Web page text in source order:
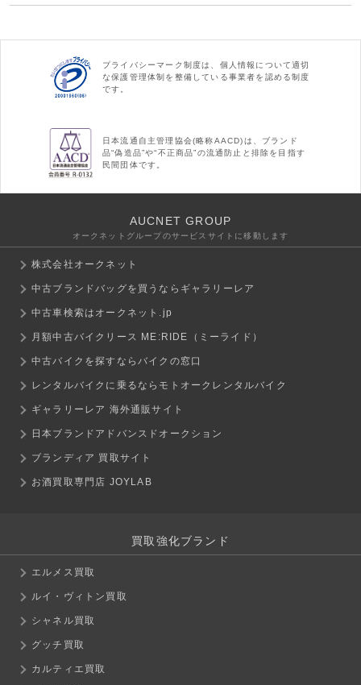
プライバシーマーク制度は、個人情報について適切
な保護管理体制を整備している事業者を認める制度
です。
日本流通自主管理協会(略称AACD)は、ブランド
品“偽造品”や“不正商品”の流通防止と排除を目指す
民間団体です。
AUCNET GROUP
オークネットグループのサービスサイトに移動します
株式会社オークネット
中古ブランドバッグを買うならギャラリーレア
中古車検索はオークネット.jp
月額中古バイクリース ME:RIDE（ミーライド）
中古バイクを探すならバイクの窓口
レンタルバイクに乗るならモトオークレンタルバイク
ギャラリーレア 海外通販サイト
日本ブランドアドバンスドオークション
ブランディア 買取サイト
お酒買取専門店 JOYLAB
買取強化ブランド
エルメス買取
ルイ・ヴィトン買取
シャネル買取
グッチ買取
カルティエ買取